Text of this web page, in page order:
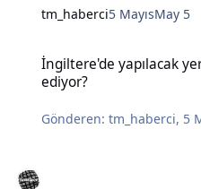
tm_haberci5 MayısMay 5
İngiltere'de yapılacak
ediyor?
Gönderen:tm_haberci, 5